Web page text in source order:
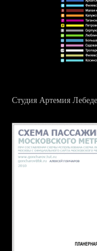
Студия Артемия